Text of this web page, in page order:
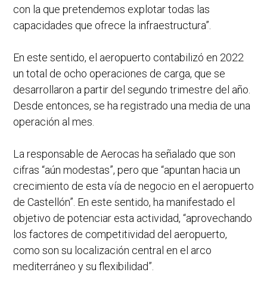
con la que pretendemos explotar todas las
capacidades que ofrece la infraestructura”.
En este sentido, el aeropuerto contabilizó en 2022
un total de ocho operaciones de carga, que se
desarrollaron a partir del segundo trimestre del año.
Desde entonces, se ha registrado una media de una
operación al mes.
La responsable de Aerocas ha señalado que son
cifras “aún modestas”, pero que “apuntan hacia un
crecimiento de esta vía de negocio en el aeropuerto
de Castellón”. En este sentido, ha manifestado el
objetivo de potenciar esta actividad, “aprovechando
los factores de competitividad del aeropuerto,
como son su localización central en el arco
mediterráneo y su flexibilidad”.